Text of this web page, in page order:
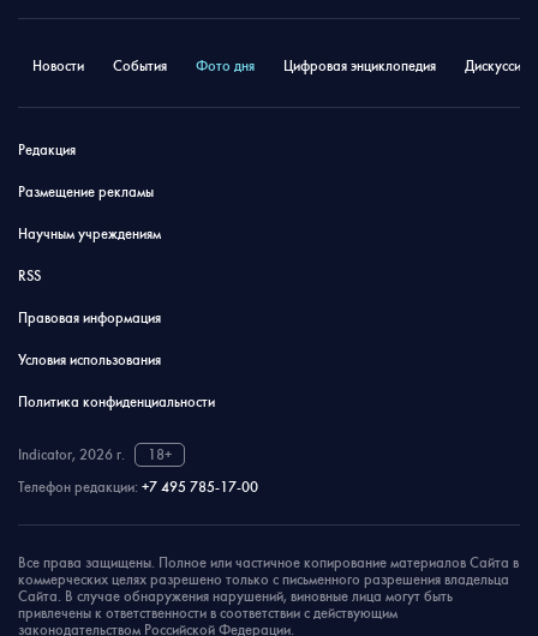
Новости События Фото дня Цифровая энциклопедия
Редакция
Размещение рекламы
Научным учреждениям
RSS
Правовая информация
Условия использования
Политика конфиденциальности
Indicator, 2026 г.
18+
Телефон редакции: +7 495 785-17-00
Все права защищены. Полное или частичное копирование материалов Сайта в
коммерческих целях разрешено только с письменного разрешения владельца
Сайта. В случае обнаружения нарушений, виновные лица могут быть
привлечены к ответственности в соответствии с действующим
законодательством Российской Федерации.